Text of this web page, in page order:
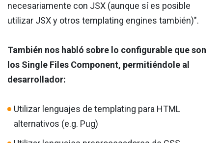
necesariamente con JSX (aunque sí es posible
utilizar JSX y otros templating engines también)".
También nos habló sobre lo configurable que son
los Single Files Component, permitiéndole al
desarrollador:
Utilizar lenguajes de templating para HTML
alternativos (e.g. Pug)